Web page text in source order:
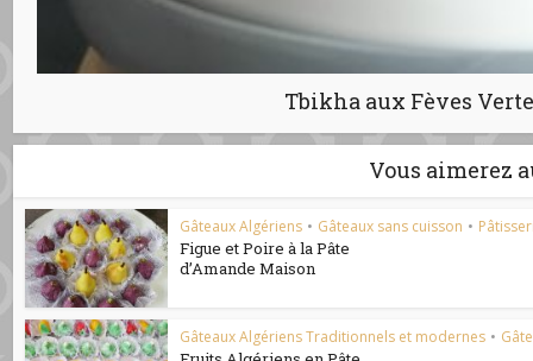
Tbikha aux Fèves
Vous aimerez
Gâteaux Algériens • Gâteaux sans cuisson •
Figue et Poire à la Pâte
d’Amande Maison
Gâteaux Algériens Traditionnels et modernes •